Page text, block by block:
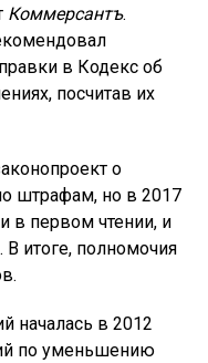
Коммерсантъ.
в Кодекс об
посчитав их
о
штрафам, но в 2017
в первом чтении, и
В итоге, полномочия
началась в 2012
по уменьшению